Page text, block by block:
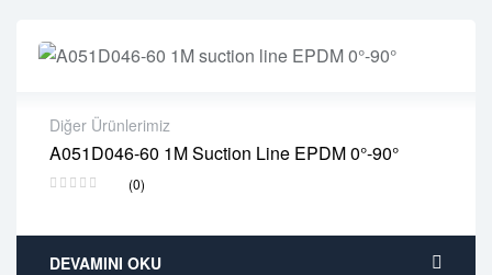
Diğer Ürünlerimiz
A051D046-60 1M Suction Line EPDM 0°-90°
(0)
2 years warranty
Delivery time: 1-2 business days
DEVAMINI OKU